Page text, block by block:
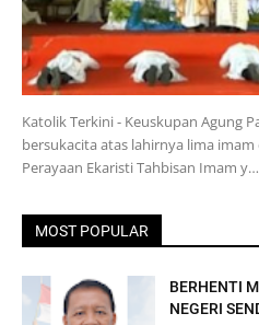
Katolik Terkini - Keuskupan Agung
bersukacita atas lahirnya lima
Perayaan Ekaristi Tahbisan Imam y…
MOST POPULAR
BERHENTI
NEGERI